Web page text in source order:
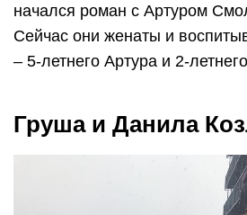
начался роман с Артуром
Сейчас они женаты и
– 5-летнего Артура и 2-
Груша и Данила